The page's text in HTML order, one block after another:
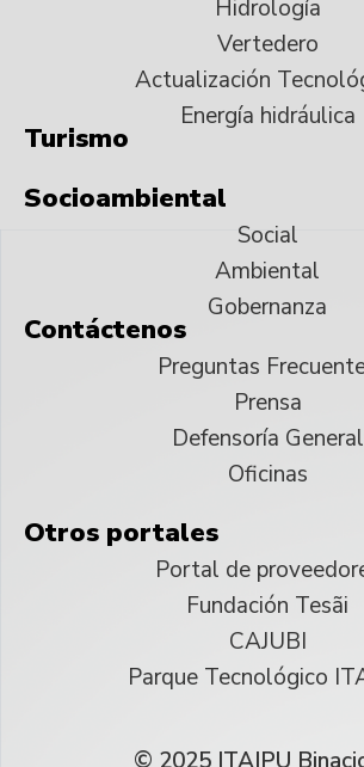
Hidrología
Vertedero
Actualización
Energía hidráulica
Turismo
Socioambiental
Social
Ambiental
Gobernanza
Contáctenos
Preguntas
Prensa
Defensoría General
Oficinas
Otros portales
Portal de
Fundación Tesãi
CAJUBI
Parque Tecnológico
© 2025 ITAIPU